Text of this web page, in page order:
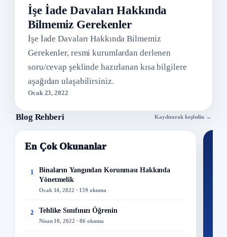
İşe İade Davaları Hakkında
Bilmemiz Gerekenler
İşe İade Davaları Hakkında Bilmemiz
Gerekenler, resmi kurumlardan derlenen
soru/cevap şeklinde hazırlanan kısa bilgilere
aşağıdan ulaşabilirsiniz.
Ocak 23, 2022
Blog Rehberi Kaydırarak keşfedin →
En Çok Okunanlar
1
Binaların Yangından Korunması Hakkında
Yönetmelik
Ocak 14, 2022 · 159 okuma
2 Tehlike Sınıfınızı Öğrenin
Nisan 10, 2022 · 86 okuma